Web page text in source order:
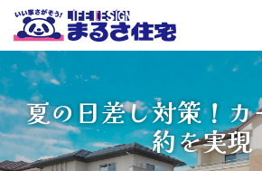
夏の日差し対策！
約を実現